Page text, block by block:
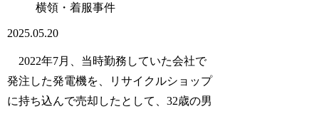
横領・着服事件
2025.05.20
2022年7月、当時勤務していた会社で
発注した発電機を、リサイクルショップ
に持ち込んで売却したとして、32歳の男